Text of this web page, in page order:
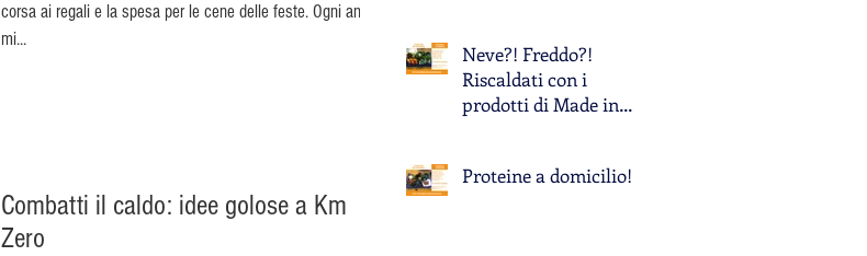
corsa ai regali e la spesa per le cene delle feste. Ogni anno
mi...
Combatti il caldo: idee golose a Km
Zero
Neve?! Freddo?!
Riscaldati con i
prodotti di Made in
Proteine a domicilio!!